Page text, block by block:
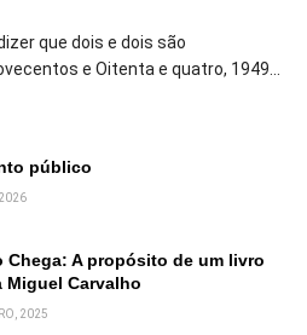
que dois e dois são
e Oitenta e quatro, 1949...
público
Chega: A propósito de um livro
Carvalho
2025